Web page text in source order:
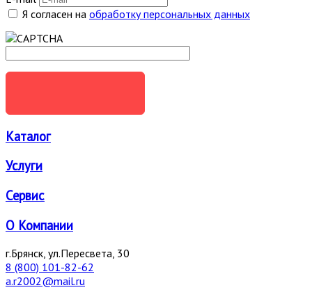
Я согласен на обработку персональных данных
Каталог
Услуги
Сервис
О Компании
г.Брянск, ул.Пересвета, 30
8 (800) 101-82-62
a.r2002@mail.ru